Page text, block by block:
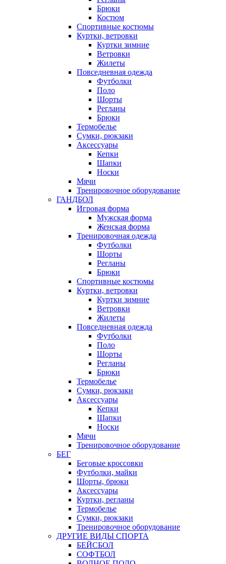
Брюки
Костюм
Спортивные костюмы
Куртки, ветровки
Куртки зимние
Ветровки
Жилеты
Повседневная одежда
Футболки
Поло
Шорты
Регланы
Брюки
Термобелье
Сумки, рюкзаки
Аксессуары
Кепки
Шапки
Носки
Мячи
Тренировочное оборудование
ГАНДБОЛ
Игровая форма
Мужская форма
Женская форма
Тренировочная одежда
Футболки
Шорты
Регланы
Брюки
Спортивные костюмы
Куртки, ветровки
Куртки зимние
Ветровки
Жилеты
Повседневная одежда
Футболки
Поло
Шорты
Регланы
Брюки
Термобелье
Сумки, рюкзаки
Аксессуары
Кепки
Шапки
Носки
Мячи
Тренировочное оборудование
БЕГ
Беговые кроссовки
Футболки, майки
Шорты, брюки
Аксессуары
Куртки, регланы
Термобелье
Сумки, рюкзаки
Тренировочное оборудование
ДРУГИЕ ВИДЫ СПОРТА
БЕЙСБОЛ
СОФТБОЛ